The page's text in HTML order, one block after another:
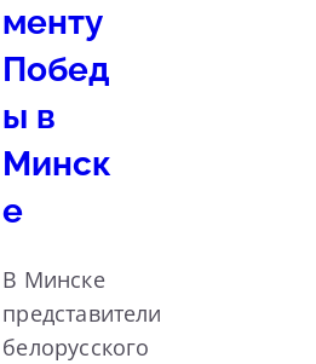
менту
Побед
ы в
Минск
е
В Минске
представители
белорусского